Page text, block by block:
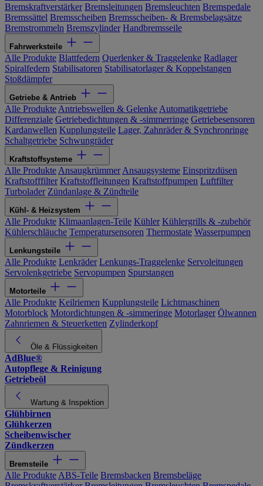
Bremskraftverstärker Bremsleitungen Bremsleuchten Bremspedale
Bremssättel Bremsscheiben Bremsscheiben- & Bremsbelagsätze
Bremstrommeln Bremszylinder Handbremsseile
Fahrwerksteile
Alle Produkte Blattfedern Querlenker & Traggelenke Radlager
Spiralfedern Stabilisatoren Stabilisatorlager & Koppelstangen
Stoßdämpfer
Getriebe & Antrieb
Alle Produkte Antriebswellen & Gelenke Automatikgetriebe
Differenziale Getriebedichtungen & -simmerringe Getriebesensoren
Kardanwellen Kupplungsteile Lager, Zahnräder & Synchronringe
Schaltgetriebe Schwungräder
Kraftstoffsysteme
Alle Produkte Ansaugkrümmer Ansaugsysteme Einspritzdüsen
Kraftstofffilter Kraftstoffleitungen Kraftstoffpumpen Luftfilter
Turbolader Zündanlage & Zündteile
Kühl- & Heizsystem
Alle Produkte Klimaanlagen-Teile Kühler Kühlergrills & -zubehör
Kühlerschläuche Temperatursensoren Thermostate Wasserpumpen
Lenkungsteile
Alle Produkte Lenkräder Lenkungs-Traggelenke Servoleitungen
Servolenkgetriebe Servopumpen Spurstangen
Motorteile
Alle Produkte Keilriemen Kupplungsteile Lichtmaschinen
Motorblock Motordichtungen & -simmeringe Motorlager Ölwannen
Zahnriemen & Steuerketten Zylinderkopf
Öle & Flüssigkeiten
AdBlue®
Autopflege & Reinigung
Getriebeöl
Wartung & Inspektion
Glühbirnen
Glühkerzen
Scheibenwischer
Zündkerzen
Bremsteile
Alle Produkte ABS-Teile Bremsbacken Bremsbeläge